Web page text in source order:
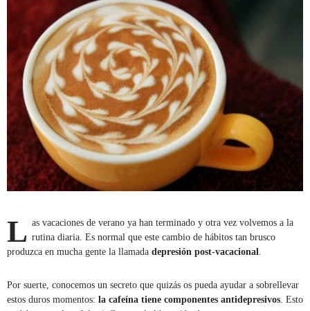
L as vacaciones de verano ya han terminado y otra vez volvemos a la
rutina diaria. Es normal que este cambio de hábitos tan brusco
produzca en mucha gente la llamada depresión post-vacacional.
Por suerte, conocemos un secreto que quizás os pueda ayudar a sobrellevar
estos duros momentos: la cafeína tiene componentes antidepresivos. Esto